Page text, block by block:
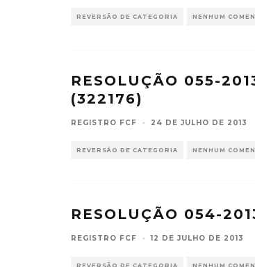
REVERSÃO DE CATEGORIA NENHUM
RESOLUÇÃO 055-
(322176)
REGISTRO FCF · 24 DE JULHO DE 2013
REVERSÃO DE CATEGORIA NENHUM
RESOLUÇÃO 054-
REGISTRO FCF · 12 DE JULHO DE 2013
REVERSÃO DE CATEGORIA NENHUM